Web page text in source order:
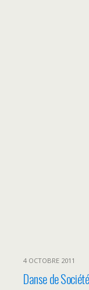
4 OCTOBRE 2011
Danse de